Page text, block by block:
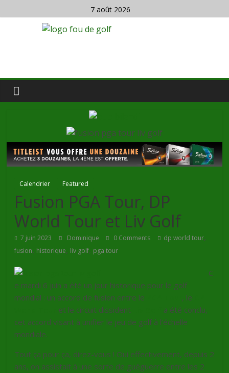
7 août 2026
Calendrier Featured
Fusion PGA Tour, DP
World Tour et Liv Golf
7 juin 2023 Dominique 0 Comments dp world tour,
fusion, historique, liv golf, pga tour
C
e mardi 6 juin a été un jour historique pour le golf
mondial : un accord de fusion entre le
, le
et le circuit dissident
a été conclu,
cet accord visant à unifier le jeu de golf à l’échelle
mondiale.
Tout ça pour ça, direz-vous ! Oui effectivement, depuis 2
ans, on assistait à une sorte de guéguerre entre les 2